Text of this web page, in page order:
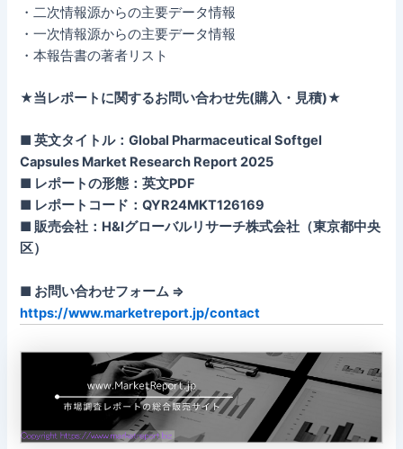
・二次情報源からの主要データ情報
・一次情報源からの主要データ情報
・本報告書の著者リスト
★当レポートに関するお問い合わせ先(購入・見積)★
■ 英文タイトル：Global Pharmaceutical Softgel
Capsules Market Research Report 2025
■ レポートの形態：英文PDF
■ レポートコード：QYR24MKT126169
■ 販売会社：H&Iグローバルリサーチ株式会社（東京都中央
区）
■ お問い合わせフォーム ⇒
https://www.marketreport.jp/contact